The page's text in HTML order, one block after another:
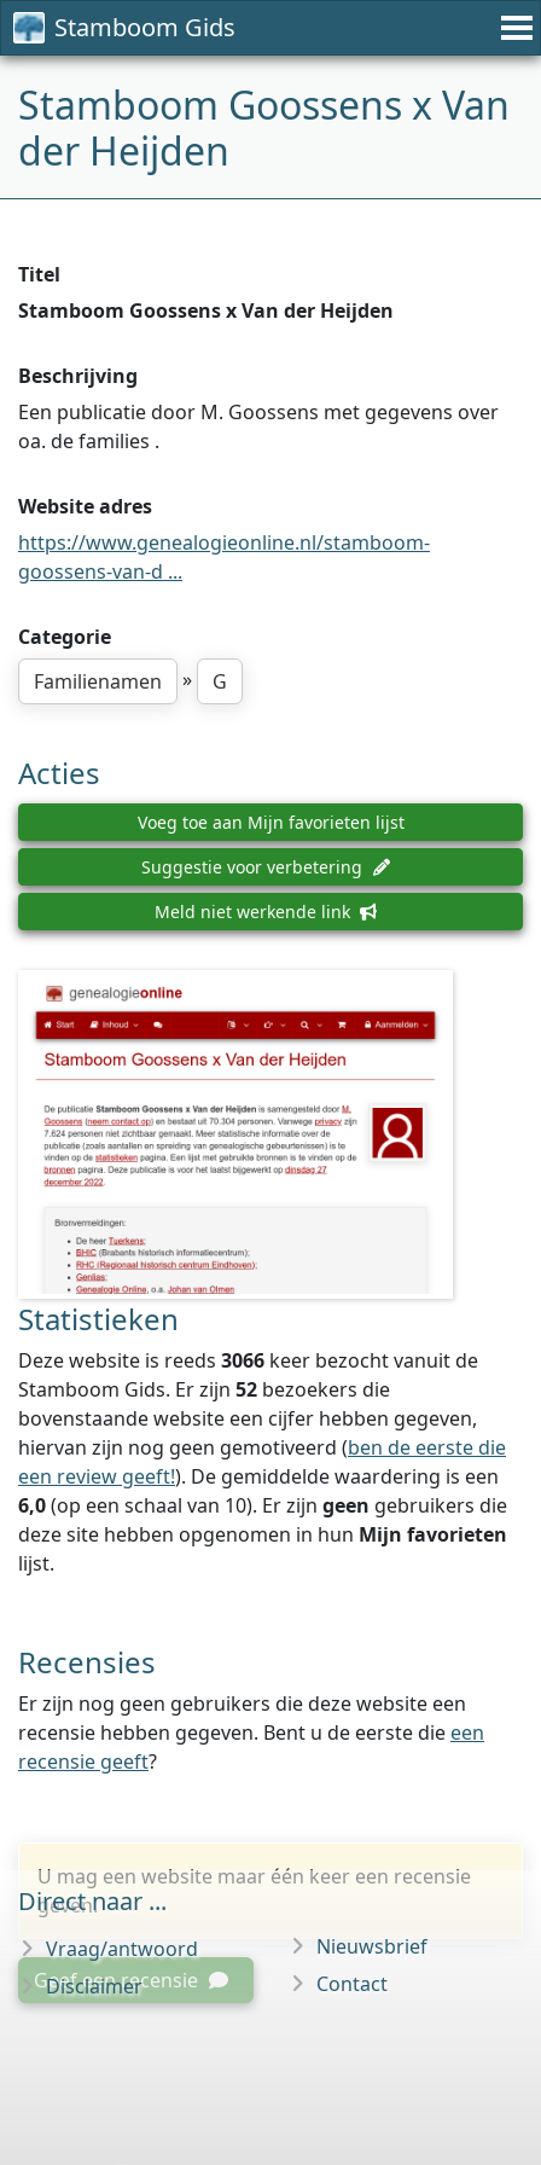
Stamboom Gids
Stamboom Goossens x Van
der Heijden
Titel
Stamboom Goossens x Van der Heijden
Beschrijving
Een publicatie door M. Goossens met gegevens over
oa. de families .
Website adres
https://www.genealogieonline.nl/stamboom-
goossens-van-d ...
Categorie
Familienamen
» G
Acties
Voeg toe aan Mijn favorieten lijst
Suggestie voor verbetering
Meld niet werkende link
Statistieken
Deze website is reeds 3066 keer bezocht vanuit de
Stamboom Gids. Er zijn 52 bezoekers die
bovenstaande website een cijfer hebben gegeven,
hiervan zijn nog geen gemotiveerd (ben de eerste die
een review geeft!). De gemiddelde waardering is een
6,0(op een schaal van 10). Er zijn geen gebruikers die
deze site hebben opgenomen in hun Mijn favorieten
lijst.
Recensies
Er zijn nog geen gebruikers die deze website een
recensie hebben gegeven. Bent u de eerste die een
recensie geeft?
U mag een website maar één keer een recensie
geven.
Geef een recensie
Direct naar ...
Vraag/antwoord
Disclaimer
Nieuwsbrief
Contact